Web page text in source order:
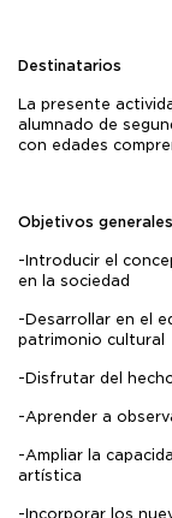
Destinatarios
La presente
alumnado de
con edades
Objetivos generales
-Introducir el
en la sociedad
-Desarrollar en el
patrimonio cultural
-Disfrutar del
-Aprender a
-Ampliar la
artística
-Incorporar los